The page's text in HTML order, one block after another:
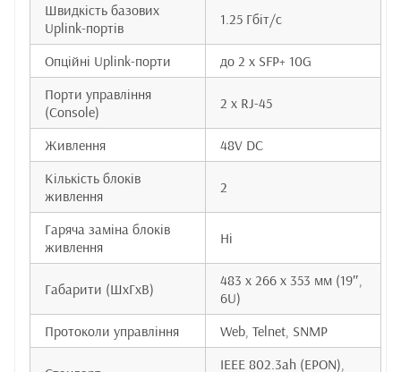
Швидкість базових
Uplink-портів
1.25 Гбіт/с
Опційні Uplink-порти
до 2 x SFP+ 10G
Порти управління
(Console)
2 x RJ-45
Живлення
48V DC
Кількість блоків
живлення
2
Гаряча заміна блоків
живлення
Ні
Габарити (ШxГxВ)
483 x 266 x 353 мм (19″,
6U)
Протоколи управління
Web, Telnet, SNMP
IEEE 802.3ah (EPON),